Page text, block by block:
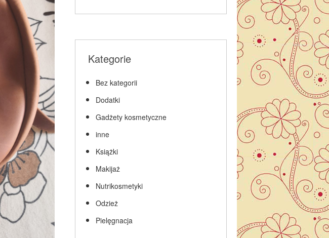
Kategorie
Bez kategorii
Dodatki
Gadżety kosmetyczne
inne
Książki
Makijaż
Nutrikosmetyki
Odzież
Pielęgnacja